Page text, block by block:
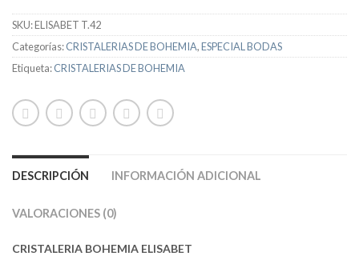
SKU:ELISABET T.42
Categorías:CRISTALERIAS DE BOHEMIA,ESPECIAL BODAS
Etiqueta:CRISTALERIAS DE BOHEMIA
DESCRIPCIÓN INFORMACIÓN ADICIONAL
VALORACIONES (0)
CRISTALERIA BOHEMIA ELISABET